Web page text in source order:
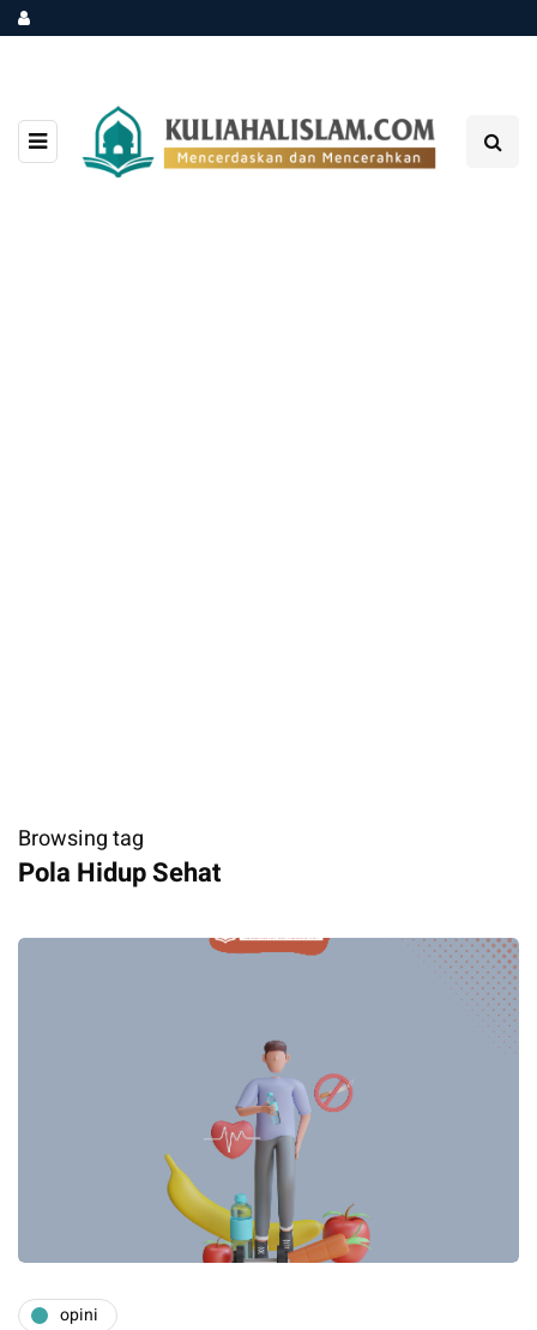
Browsing tag
Pola Hidup Sehat
opini